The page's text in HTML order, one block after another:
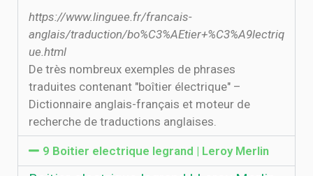
https://www.linguee.fr/francais-
anglais/traduction/bo%C3%AEtier+%C3%A9lectriq
ue.html
De très nombreux exemples de phrases
traduites contenant "boîtier électrique" –
Dictionnaire anglais-français et moteur de
recherche de traductions anglaises.
9 Boitier electrique legrand | Leroy Merlin